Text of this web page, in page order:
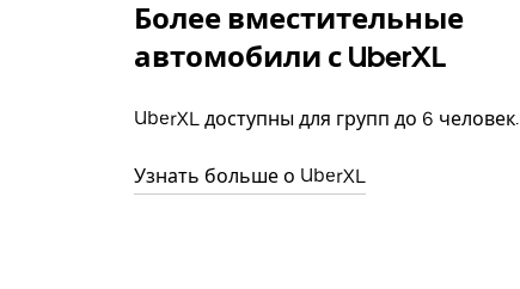
Более вместительные
автомобили с UberXL
UberXL доступны для групп до 6 человек.
Узнать больше о UberXL